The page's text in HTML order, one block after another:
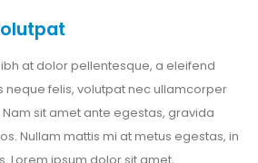
at dolor pellentesque, a eleifend
neque felis, volutpat nec ullamcorper
sit amet ante egestas, gravida
Nullam mattis mi at metus egestas, in
Lorem ipsum dolor sit amet,